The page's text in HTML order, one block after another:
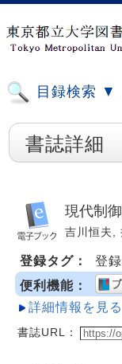
目録検索 ▼
書誌詳細
現代制
吉川恒夫,
登録タグ：
登
便利機能：
詳細情報を見る
書誌URL：